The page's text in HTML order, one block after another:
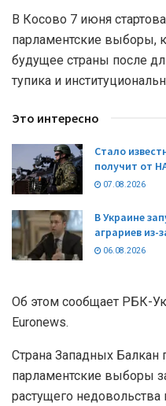
В Косово 7 июня
парламентские выборы,
будущее страны после
тупика и
Это интересно
Стало
получит от
07.08.2026
В Украине
аграриев из-
06.08.2026
Об этом сообщает РБК-
Euronews.
Страна Западных Балкан
парламентские выборы
растущего